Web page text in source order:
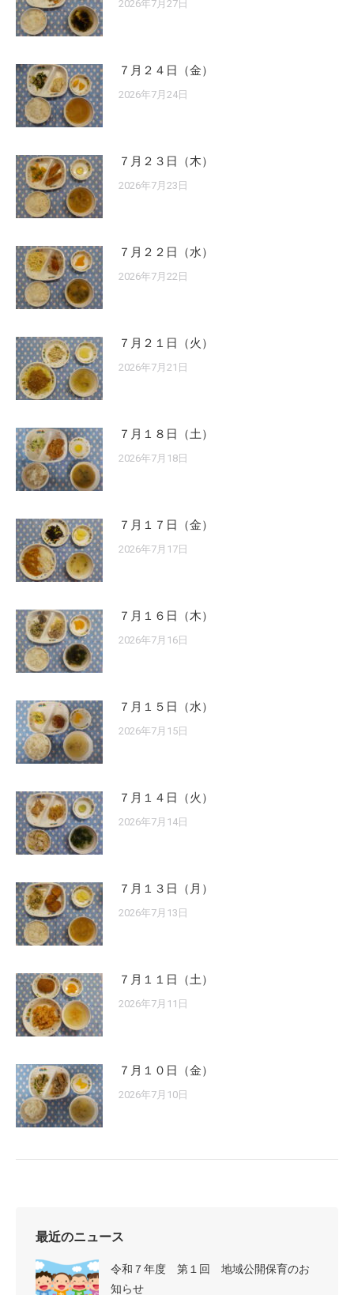
2026年7月27日
７月２４日（金）
2026年7月24日
７月２３日（木）
2026年7月23日
７月２２日（水）
2026年7月22日
７月２１日（火）
2026年7月21日
７月１８日（土）
2026年7月18日
７月１７日（金）
2026年7月17日
７月１６日（木）
2026年7月16日
７月１５日（水）
2026年7月15日
７月１４日（火）
2026年7月14日
７月１３日（月）
2026年7月13日
７月１１日（土）
2026年7月11日
７月１０日（金）
2026年7月10日
最近のニュース
令和７年度 第１回 地域公開保育のお
知らせ